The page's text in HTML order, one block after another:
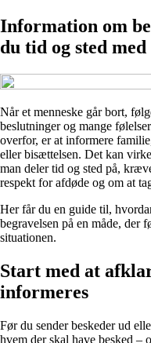
Information om
du tid og sted
Når et menneske går bort,
beslutninger og mange
overfor, er at informere
eller bisættelsen. Det kan
man deler tid og sted på,
respekt for afdøde og om at
Her får du en guide til,
begravelsen på en måde, der
situationen.
Start med at
informeres
Før du sender beskeder ud
hvem der skal have besked –